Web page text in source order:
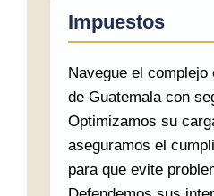
Impuestos
Navegue el
de Guatemala con
Optimizamos su
aseguramos el
para que evite